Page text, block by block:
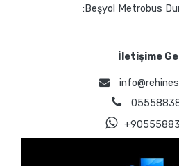
:Beşyol Metrobus
İletişime